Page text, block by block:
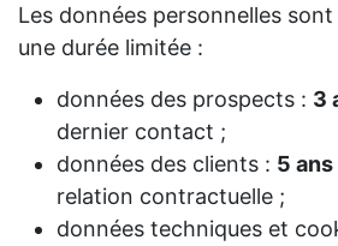
Les données personnelles
une durée limitée :
données des prospects : 3
dernier contact ;
données des clients : 5 ans
relation contractuelle ;
données techniques et